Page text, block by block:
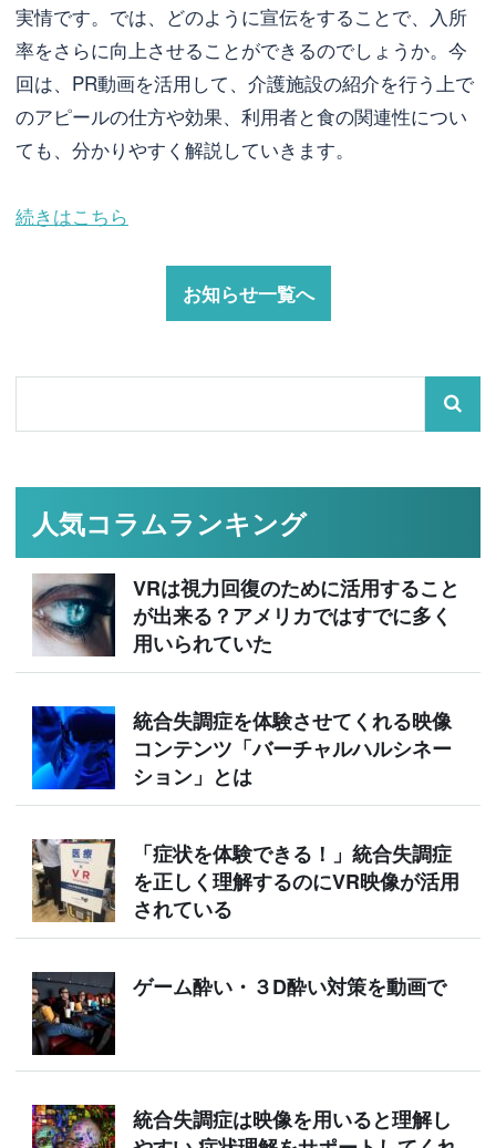
実情です。では、どのように宣伝をすることで、入所
率をさらに向上させることができるのでしょうか。今
回は、PR動画を活用して、介護施設の紹介を行う上で
のアピールの仕方や効果、利用者と食の関連性につい
ても、分かりやすく解説していきます。
続きはこちら
お知らせ一覧へ
人気コラムランキング
VRは視力回復のために活用すること
が出来る？アメリカではすでに多く
用いられていた
統合失調症を体験させてくれる映像
コンテンツ「バーチャルハルシネー
ション」とは
「症状を体験できる！」統合失調症
を正しく理解するのにVR映像が活用
されている
ゲーム酔い・３D酔い対策を動画で
統合失調症は映像を用いると理解し